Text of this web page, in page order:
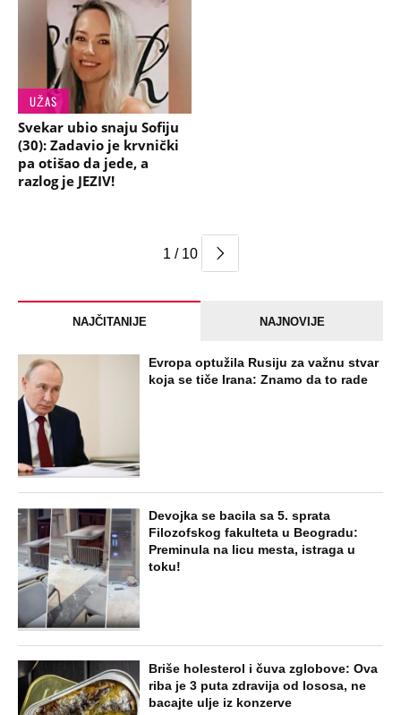
UŽAS
Svekar ubio snaju Sofiju
(30): Zadavio je krvnički
pa otišao da jede, a
razlog je JEZIV!
1 / 10
NAJČITANIJE NAJNOVIJE
Evropa optužila Rusiju za važnu stvar
koja se tiče Irana: Znamo da to rade
Devojka se bacila sa 5. sprata
Filozofskog fakulteta u Beogradu:
Preminula na licu mesta, istraga u
toku!
Briše holesterol i čuva zglobove: Ova
riba je 3 puta zdravija od lososa, ne
bacajte ulje iz konzerve